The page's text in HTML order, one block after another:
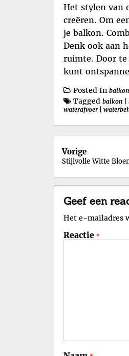
Het stylen van
creëren. Om
je balkon.
Denk ook aan
ruimte. Door
kunt
Posted In balkon
Tagged balkon
waterafvoer
Vorige
Stijlvolle Witte
Geef een
Het e-mailadres
Reactie *